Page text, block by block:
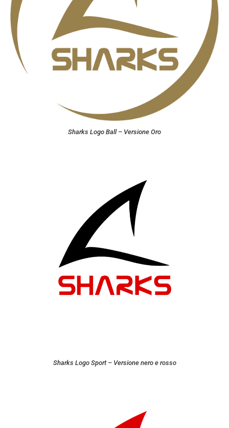
Sharks Logo Ball – Versione Oro
Sharks Logo Sport – Versione nero e rosso